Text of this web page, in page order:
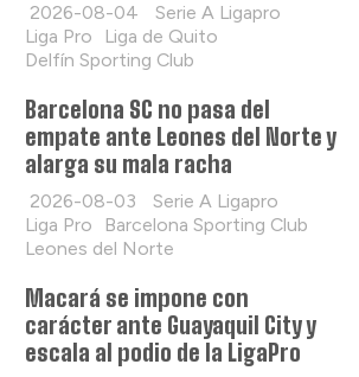
2026-08-04
Serie A Ligapro
Liga Pro
Liga de Quito
Delfín Sporting Club
Barcelona SC no pasa del
empate ante Leones del Norte y
alarga su mala racha
2026-08-03
Serie A Ligapro
Liga Pro
Barcelona Sporting Club
Leones del Norte
Macará se impone con
carácter ante Guayaquil City y
escala al podio de la LigaPro